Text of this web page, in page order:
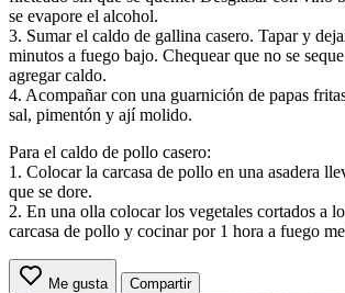
se evapore el alcohol.
3. Sumar el caldo de gallina casero. Tapar y
minutos a fuego bajo. Chequear que no se
agregar caldo.
4. Acompañar con una guarnición de papas
sal, pimentón y ají molido.
Para el caldo de pollo casero:
1. Colocar la carcasa de pollo en una asadera
que se dore.
2. En una olla colocar los vegetales cortados a
carcasa de pollo y cocinar por 1 hora a fuego
Me gusta Compartir